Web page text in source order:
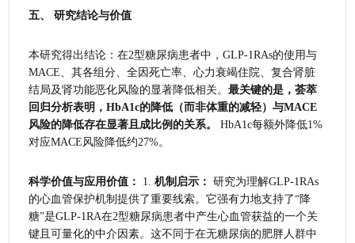
五、 研究结论与价值
本研究得出结论：在2型糖尿病患者中，GLP-1RAs的使用与
MACE、其各组分、全因死亡率、心力衰竭住院、复合肾脏
结局及肾功能恶化风险的显著降低相关。最关键的是，荟萃
回归分析表明，HbA1c的降低（而非体重的减轻）与MACE
风险的降低存在显著且成比例的关系。
HbA1c每额外降低1%
对应MACE风险降低约27%。
科学价值与应用价值： 1. 机制启示： 研究为理解GLP-1RAs
的心血管保护机制提供了重要线索。它强有力地支持了“降
糖”是GLP-1RA在2型糖尿病患者中产生心血管获益的一个关
键且可量化的中介因素。这不同于在无糖尿病的肥胖人群中